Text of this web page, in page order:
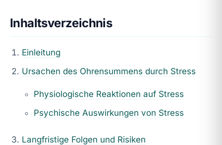
Inhaltsverzeichnis
Einleitung
Ursachen des Ohrensummens durch Stress
Physiologische Reaktionen auf Stress
Psychische Auswirkungen von Stress
Langfristige Folgen und Risiken